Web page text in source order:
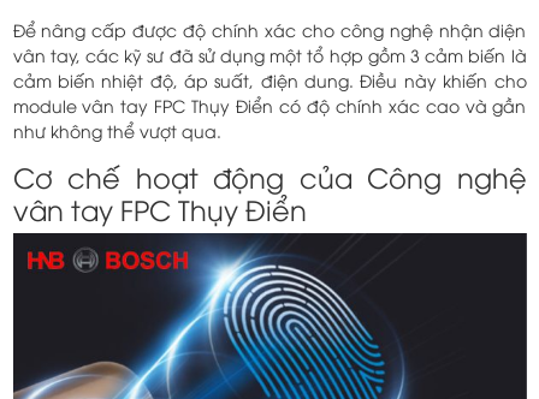
Để nâng cấp được độ chính xác cho công nghệ nhận diện
vân tay, các kỹ sư đã sử dụng một tổ hợp gồm 3 cảm biến là
cảm biến nhiệt độ, áp suất, điện dung. Điều này khiến cho
module vân tay FPC Thụy Điển có độ chính xác cao và gần
như không thể vượt qua.
Cơ chế hoạt động của Công nghệ
vân tay FPC Thụy Điển